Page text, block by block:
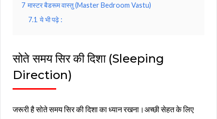
7 मास्टर बैडरूम वास्तु (Master Bedroom Vastu)
7.1 ये भी पढ़े :
सोते समय सिर की दिशा (Sleeping
Direction)
जरूरी है सोते समय सिर की दिशा का ध्यान रखना।अच्छी सेहत के लिए